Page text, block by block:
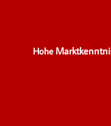
Hohe